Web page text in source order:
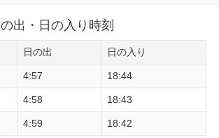
出・日の入り時刻
日の出 日の入り
4:57 18:44
4:58 18:43
4:59 18:42